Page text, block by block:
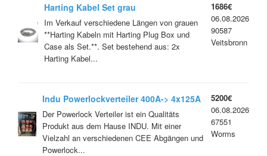
Harting Kabel Set grau
Im Verkauf verschiedene Längen von grauen
**Harting Kabeln mit Harting Plug Box und
Case als Set.**. Set bestehend aus: 2x
Harting Kabel...
1686€
06.08.2026
90587
Veitsbronn
Indu Powerlockverteiler 400A-> 4x125A
4x63 2x 32A/400V 5P im Flightcase.
Der Powerlock Verteiler ist ein Qualitäts
Produkt aus dem Hause INDU. Mit einer
Vielzahl an verschiedenen CEE Abgängen und
Powerlock...
5200€
06.08.2026
67551
Worms